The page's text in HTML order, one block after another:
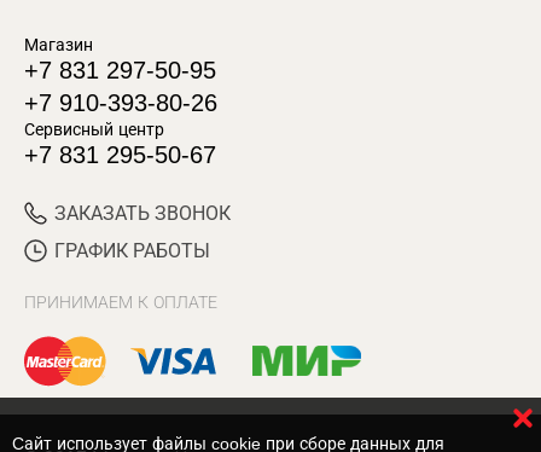
Магазин
+7 831 297-50-95
+7 910-393-80-26
Сервисный центр
+7 831 295-50-67
ЗАКАЗАТЬ ЗВОНОК
ГРАФИК РАБОТЫ
ПРИНИМАЕМ К ОПЛАТЕ
Cайт использует файлы cookie при сборе данных для